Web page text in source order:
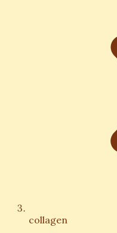
collagen